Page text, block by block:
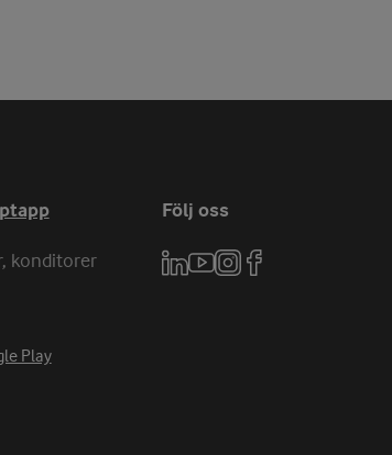
konditorer
Play
Följ oss